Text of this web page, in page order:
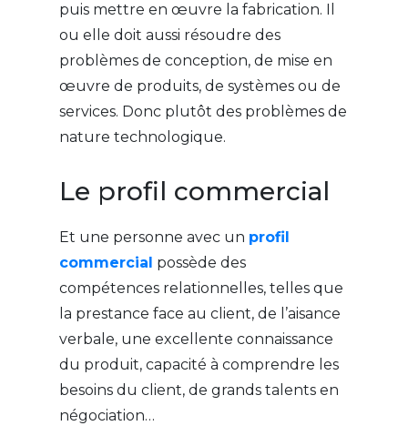
puis mettre en œuvre la fabrication. Il
ou elle doit aussi résoudre des
problèmes de conception, de mise en
œuvre de produits, de systèmes ou de
services. Donc plutôt des problèmes de
nature technologique.
Le profil commercial
Et une personne avec un profil
commercial possède des
compétences relationnelles, telles que
la prestance face au client, de l’aisance
verbale, une excellente connaissance
du produit, capacité à comprendre les
besoins du client, de grands talents en
négociation…